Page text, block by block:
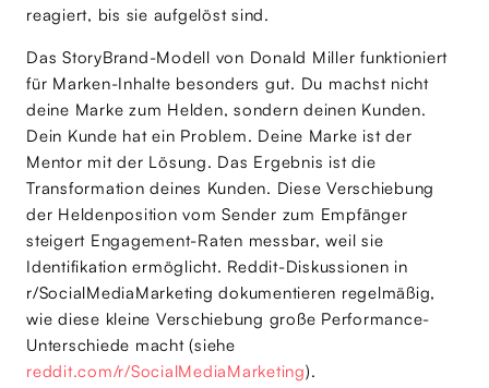
reagiert, bis sie aufgelöst sind.
Das StoryBrand-Modell von Donald Miller funktioniert
für Marken-Inhalte besonders gut. Du machst nicht
deine Marke zum Helden, sondern deinen Kunden.
Dein Kunde hat ein Problem. Deine Marke ist der
Mentor mit der Lösung. Das Ergebnis ist die
Transformation deines Kunden. Diese Verschiebung
der Heldenposition vom Sender zum Empfänger
steigert Engagement-Raten messbar, weil sie
Identifikation ermöglicht. Reddit-Diskussionen in
r/SocialMediaMarketing dokumentieren regelmäßig,
wie diese kleine Verschiebung große Performance-
Unterschiede macht (siehe
reddit.com/r/SocialMediaMarketing).